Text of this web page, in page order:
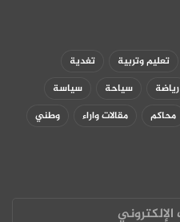
تعليم وتربية
تغدية
رياضة سياحة
سياسة
محاكم مقالات واراء وطني